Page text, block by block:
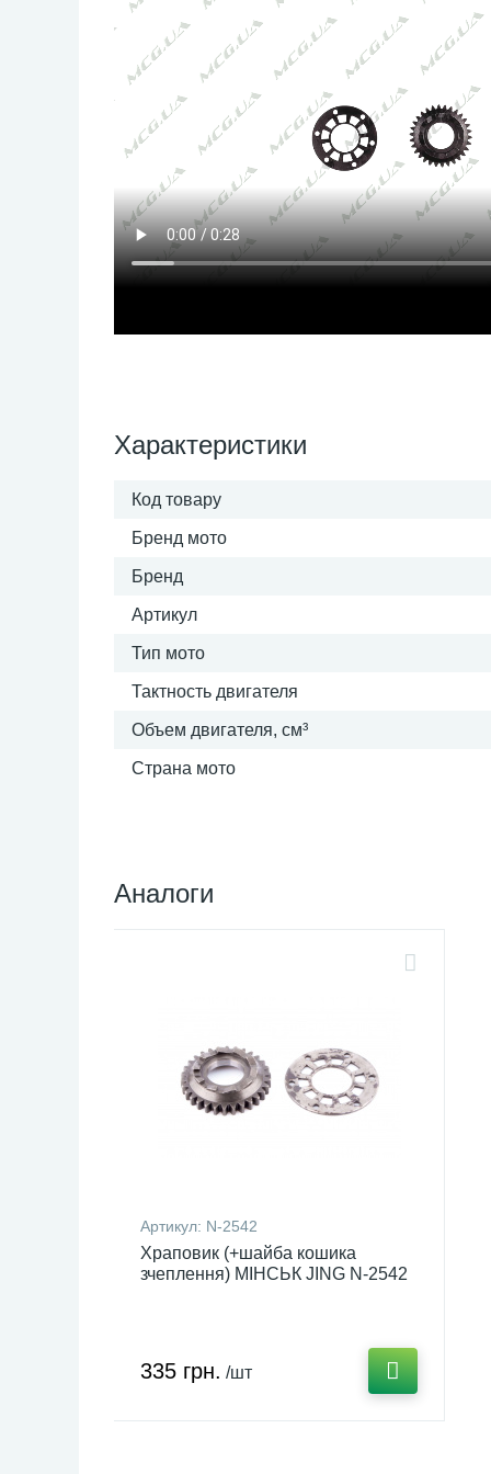
Характеристики
Код товару
Бренд мото
Бренд
Артикул
Тип мото
Тактность двигателя
Объем двигателя, см³
Страна мото
Аналоги
Артикул: N-2542
Храповик (+шайба кошика
зчеплення) МІНСЬК JING N-2542
335 грн. /шт